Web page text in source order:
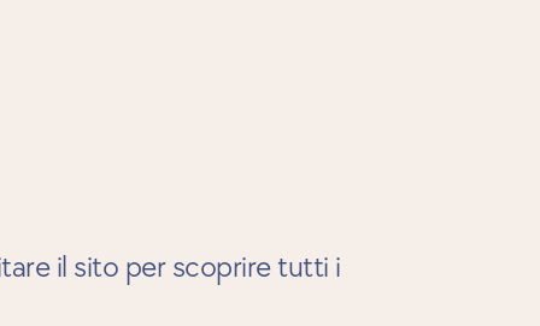
il sito per scoprire tutti i